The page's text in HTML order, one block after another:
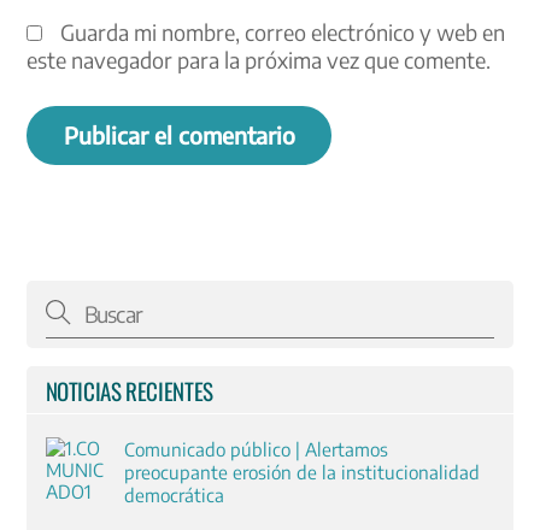
Guarda mi nombre, correo electrónico y web en
este navegador para la próxima vez que comente.
NOTICIAS RECIENTES
Comunicado público | Alertamos
preocupante erosión de la institucionalidad
democrática